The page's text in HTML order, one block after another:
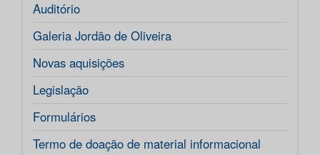
Auditório
Galeria Jordão de Oliveira
Novas aquisições
Legislação
Formulários
Termo de doação de material informacional